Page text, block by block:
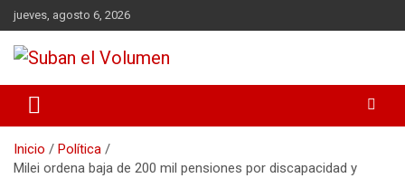
jueves, agosto 6, 2026
Suban el Volumen
Departamento Santamaría
Inicio
Política
Milei ordena baja de 200 mil pensiones por discapacidad y